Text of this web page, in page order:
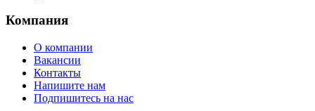
Компания
О компании
Вакансии
Контакты
Напишите нам
Подпишитесь на нас